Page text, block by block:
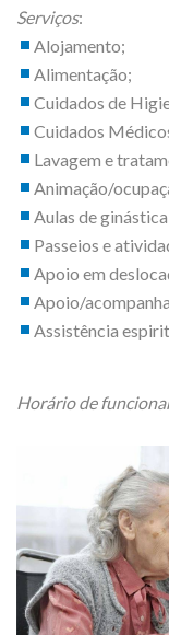
Serviços:
Alojamento;
Alimentação;
Cuidados de
Cuidados
Lavagem e
Animação/
Aulas de
Passeios e
Apoio em
Apoio/
Assistência
Horário de